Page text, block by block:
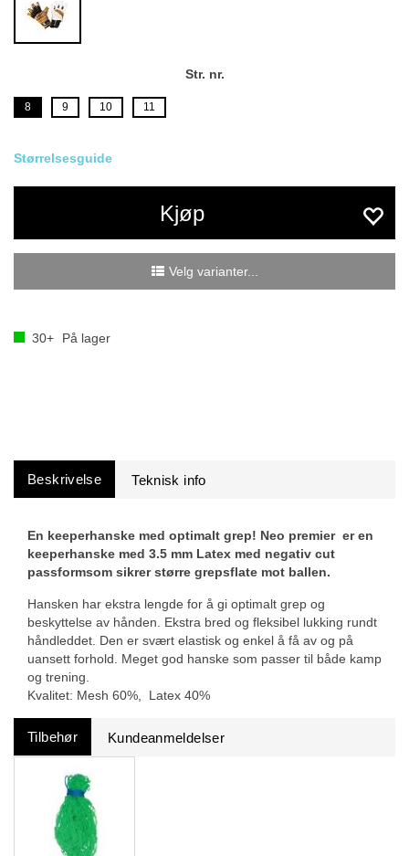
Str. nr.
8 9 10 11
Størrelsesguide
Kjøp
Velg varianter...
30+ På lager
Beskrivelse
En keeperhanske med optimalt grep! Neo premier er en
keeperhanske med 3.5 mm Latex med negativ cut
passformsom sikrer større grepsflate mot ballen.
Hansken har ekstra lengde for å gi optimalt grep og
beskyttelse av hånden. Ekstra bred og fleksibel lukking rundt
håndleddet. Den er svært elastisk og enkel å få av og på
uansett forhold. Meget god hanske som passer til både kamp
og trening.
Kvalitet: Mesh 60%, Latex 40%
Tilbehør Kundeanmeldelser